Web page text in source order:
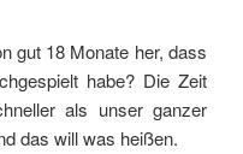
gut 18 Monate her, dass
habe? Die Zeit
als unser ganzer
das will was heißen.